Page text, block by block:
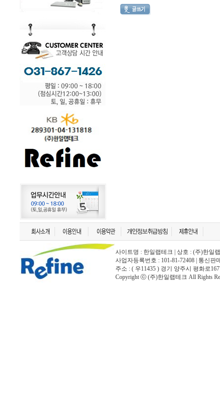
사이트명 : 한일랩테크 | 상호 : (주)한일
사업자등록번호 : 101-81-72408 | 통신
주소 : ( 우11435 ) 경기 양주시 평화로
Copyright ⓒ (주)한일랩테크 All Rights